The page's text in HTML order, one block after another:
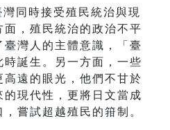
同時接受殖民統治與現
，殖民統治的政治不平
灣人的主體意識，「臺
誕生。另一方面，一些
遠的眼光，他們不甘於
的現代性，更將日文當成
嘗試超越殖民的箝制。